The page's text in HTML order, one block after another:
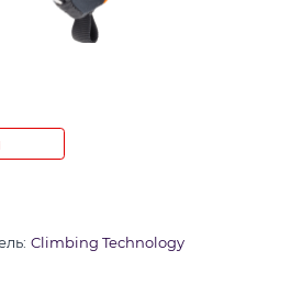
Climbing Technology